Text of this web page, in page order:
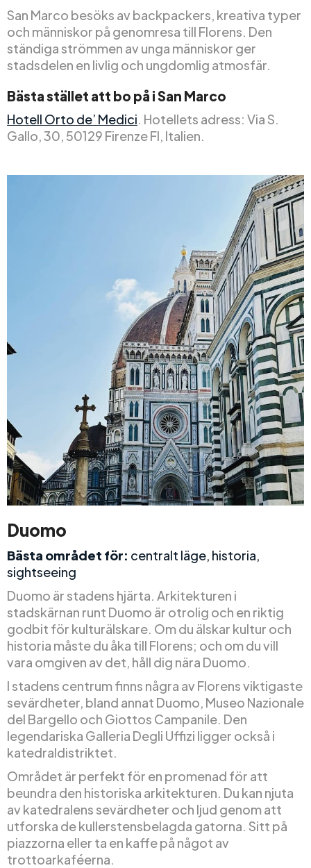
San Marco besöks av backpackers, kreativa typer
och människor på genomresa till Florens. Den
ständiga strömmen av unga människor ger
stadsdelen en livlig och ungdomlig atmosfär.
Bästa stället att bo på i San Marco
Hotell Orto de’ Medici. Hotellets adress: Via S.
Gallo, 30, 50129 Firenze FI, Italien.
Duomo
Bästa området för: centralt läge, historia,
sightseeing
Duomo är stadens hjärta. Arkitekturen i
stadskärnan runt Duomo är otrolig och en riktig
godbit för kulturälskare. Om du älskar kultur och
historia måste du åka till Florens; och om du vill
vara omgiven av det, håll dig nära Duomo.
I stadens centrum finns några av Florens viktigaste
sevärdheter, bland annat Duomo, Museo Nazionale
del Bargello och Giottos Campanile. Den
legendariska Galleria Degli Uffizi ligger också i
katedraldistriktet.
Området är perfekt för en promenad för att
beundra den historiska arkitekturen. Du kan njuta
av katedralens sevärdheter och ljud genom att
utforska de kullerstensbelagda gatorna. Sitt på
piazzorna eller ta en kaffe på något av
trottoarkaféerna.